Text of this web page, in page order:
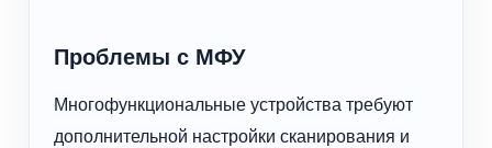
Проблемы с МФУ
Многофункциональные устройства требуют
дополнительной настройки сканирования и